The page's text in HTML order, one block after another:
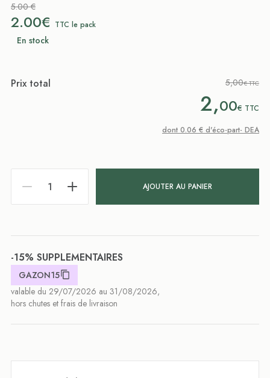
5.00 €
2.00€ TTC le pack
En stock
Prix total 5,00€ TTC
2,00€ TTC
dont 0.06 € d'éco-part- DEA
AJOUTER AU PANIER
-15% SUPPLEMENTAIRES
GAZON15
valable du 29/07/2026 au 31/08/2026,
hors chutes et frais de livraison